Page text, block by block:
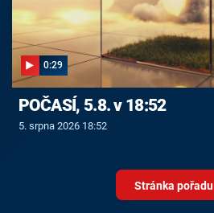
0:29
POČASÍ, 5.8. v 18:52
5. srpna 2026 18:52
Stránka pořadu